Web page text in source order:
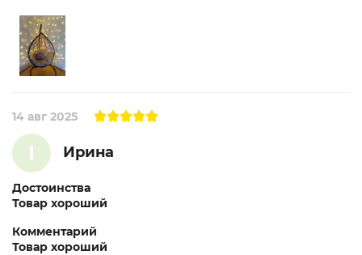
I Ирина
14 авг 2025
Достоинства
Товар хороший
Комментарий
Товар хороший